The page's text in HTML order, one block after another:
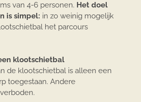
van 4-6 personen. Het doel
is simpel: in zo weinig mogelijk
het parcours
klootschietbal
de klootschietbal is alleen een
toegestaan. Andere